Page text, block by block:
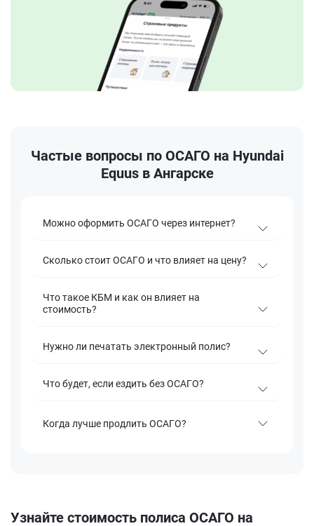
Частые вопросы по ОСАГО на Hyundai
Equus в Ангарске
Можно оформить ОСАГО через интернет?
Сколько стоит ОСАГО и что влияет на цену?
Что такое КБМ и как он влияет на
стоимость?
Нужно ли печатать электронный полис?
Что будет, если ездить без ОСАГО?
Когда лучше продлить ОСАГО?
Узнайте стоимость полиса ОСАГО на